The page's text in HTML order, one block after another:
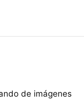
de imágenes